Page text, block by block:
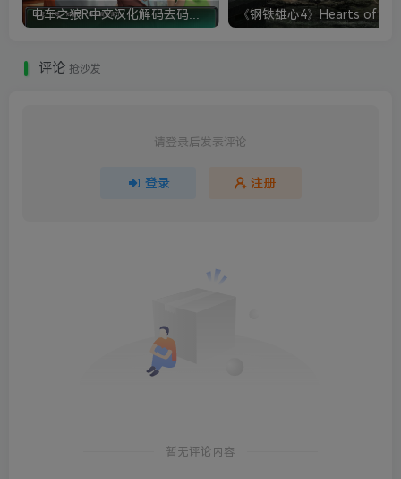
评论 抢沙发
请登录后发表评论
登录 注册
暂无评论内容